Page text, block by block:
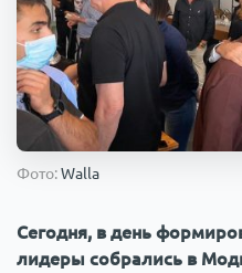
Общество
Коронавирус
Происшествия
Фото:Walla
Сегодня, в день
лидеры собрались в